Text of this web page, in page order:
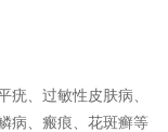
疣、过敏性皮肤病、
病、瘢痕、花斑癣等